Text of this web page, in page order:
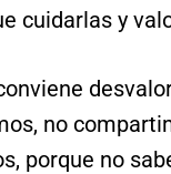
cuidarlas y
no
porque no